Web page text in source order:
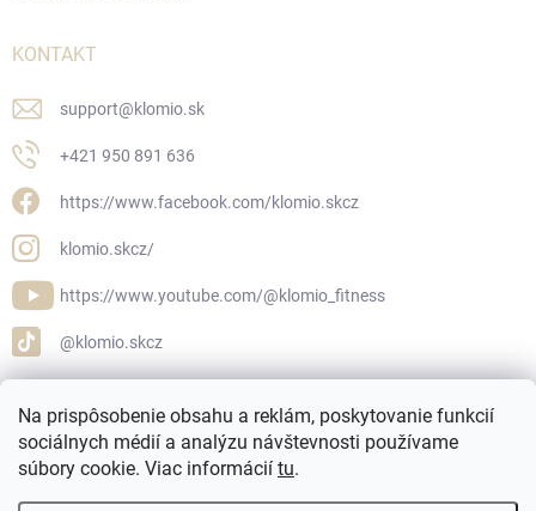
Na prispôsobenie obsahu a reklám, poskytovanie funkcií
sociálnych médií a analýzu návštevnosti používame
súbory cookie. Viac informácií tu.
KONTAKT
support@klomio.sk
+421 950 891 636
https://www.facebook.com/klomio.skcz
klomio.skcz/
https://www.youtube.com/@klomio_fitness
@klomio.skcz
Klomio.cz